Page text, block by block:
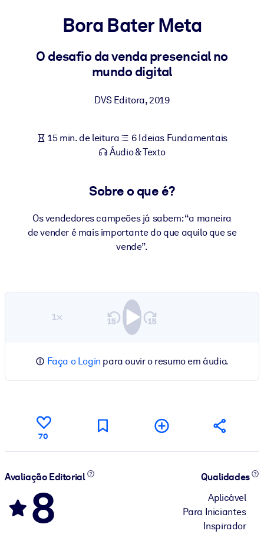
Para LMS/LXP
Leve conhecimento verificado e conciso para seu LMS/LXP para
Para bibliotecas corporativas
negócios confiável e pronto para uso.
estruturado para melhorar os resultados.
Bora Bater Meta
O desafio da venda presencial no
mundo digital
DVS Editora,2019
15 min. de leitura
6 Ideias Fundamentais
Áudio & Texto
Sobre o que é?
Os vendedores campeões já sabem: “a maneira
de vender é mais importante do que aquilo que se
vende”.
1×
Faça o Login para ouvir o resumo em áudio.
70
Avaliação Editorial
8
Qualidades
Aplicável
Para Iniciantes
Inspirador